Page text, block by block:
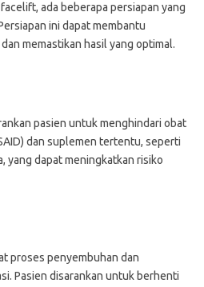
ada beberapa persiapan yang
ini dapat membantu
memastikan hasil yang optimal.
pasien untuk menghindari obat
dan suplemen tertentu, seperti
yang dapat meningkatkan risiko
proses penyembuhan dan
Pasien disarankan untuk berhenti